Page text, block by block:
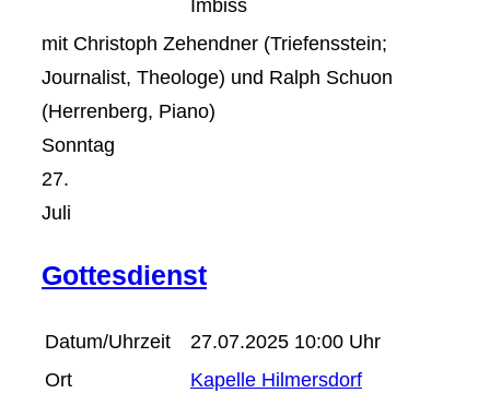
Imbiss
mit Christoph Zehendner (Triefensstein;
Journalist, Theologe) und Ralph Schuon
(Herrenberg, Piano)
Sonntag
27.
Juli
Gottesdienst
Datum/Uhrzeit
27.07.2025 10:00 Uhr
Ort
Kapelle Hilmersdorf